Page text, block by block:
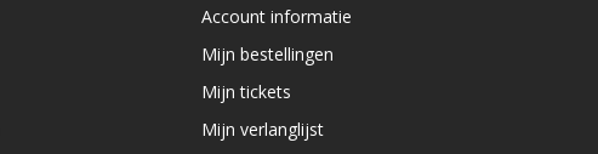
Account informatie
Mijn bestellingen
Mijn tickets
Mijn verlanglijst